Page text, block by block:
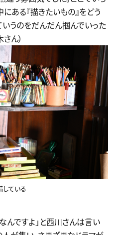
ある『描きたいもの』をどう
うのをだんだん掴んでいった
ん）
ている
んですよ」と西川さんは言い